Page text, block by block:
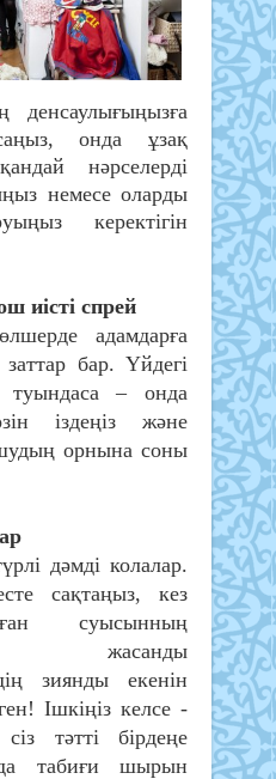
денсаулығыңызға
онда ұзақ
нәрселерді
немесе оларды
керектігін
иісті спрей
адамдарға
бар. Үйдегі
туындаса – онда
іздеңіз және
орнына соны
дәмді колалар.
сақтаңыз, кез
суысынның
жасанды
зиянды екенін
Ішкіңіз келсе -
тәтті бірдеңе
табиғи шырын